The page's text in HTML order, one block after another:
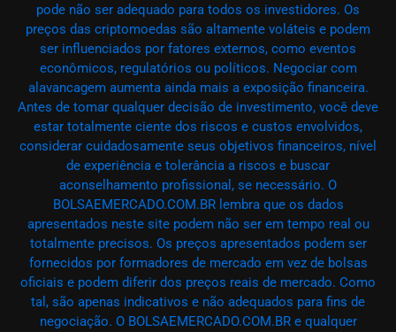
pode não ser adequado para todos os investidores. Os
preços das criptomoedas são altamente voláteis e podem
ser influenciados por fatores externos, como eventos
econômicos, regulatórios ou políticos. Negociar com
alavancagem aumenta ainda mais a exposição financeira.
Antes de tomar qualquer decisão de investimento, você deve
estar totalmente ciente dos riscos e custos envolvidos,
considerar cuidadosamente seus objetivos financeiros, nível
de experiência e tolerância a riscos e buscar
aconselhamento profissional, se necessário. O
BOLSAEMERCADO.COM.BR lembra que os dados
apresentados neste site podem não ser em tempo real ou
totalmente precisos. Os preços apresentados podem ser
fornecidos por formadores de mercado em vez de bolsas
oficiais e podem diferir dos preços reais de mercado. Como
tal, são apenas indicativos e não adequados para fins de
negociação. O BOLSAEMERCADO.COM.BR e qualquer